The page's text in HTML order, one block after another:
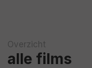
Overzicht
alle films